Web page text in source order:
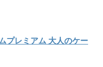
プレミアム 大人のケー